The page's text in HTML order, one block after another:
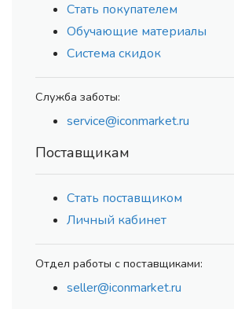
Стать покупателем
Обучающие материалы
Система скидок
Служба заботы:
service@iconmarket.ru
Поставщикам
Стать поставщиком
Личный кабинет
Отдел работы с поставщиками:
seller@iconmarket.ru